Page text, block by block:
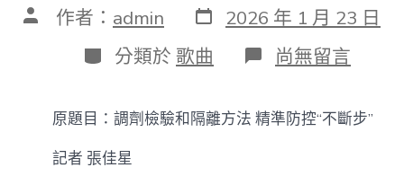
文 作者： admin 發
表
日
期
2026 年 1 月 23 日
分
類
分類於 歌曲 在
〈調
檢
驗
尚無留言
原題目：調劑檢驗和隔離方法 精準防控“不斷步”
記者 張佳星